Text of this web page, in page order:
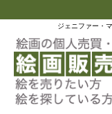
ジェニファー・